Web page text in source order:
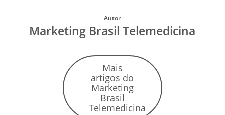
Autor
Marketing Brasil Telemedicina
Mais
artigos do
Marketing
Brasil
Telemedicina